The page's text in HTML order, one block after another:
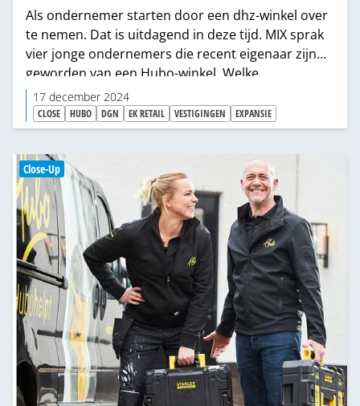
Als ondernemer starten door een dhz-winkel over
te nemen. Dat is uitdagend in deze tijd. MIX sprak
vier jonge ondernemers die recent eigenaar zijn
geworden van een Hubo-winkel. Welke
uitdagingen hebben zij en wat drijft deze
ondernemers?
17 december 2024
CLOSE HUBO DGN EK RETAIL VESTIGINGEN EXPANSIE
Close-Up